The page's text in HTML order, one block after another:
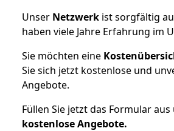
Unser Netzwerk ist sorgfältig
haben viele Jahre Erfahrung im
Sie möchten eine
Sie sich jetzt kostenlose und
Angebote.
Füllen Sie jetzt das Formular
kostenloseAngebote.